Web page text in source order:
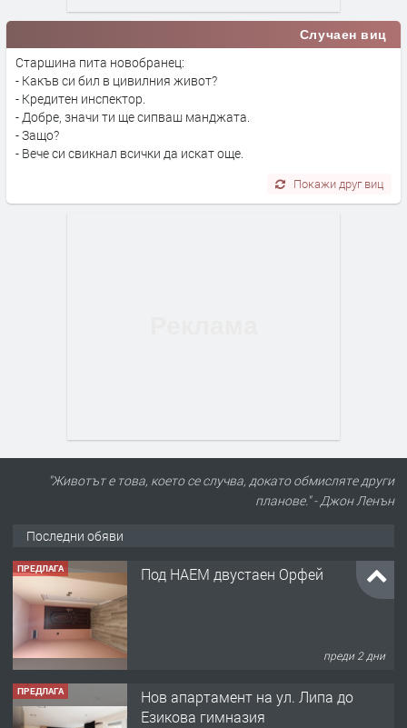
Случаен виц
Старшина пита новобранец:
- Какъв си бил в цивилния живот?
- Кредитен инспектор.
- Добре, значи ти ще сипваш манджата.
- Защо?
- Вече си свикнал всички да искат още.
Покажи друг виц
"Животът е това, което се случва, докато обмисляте други
планове." - Джон Ленън
Последни обяви
ПРЕДЛАГА Под НАЕМ двустаен Орфей
преди 2 дни
ПРЕДЛАГА
Нов апартамент на ул. Липа до
Езикова гимназия